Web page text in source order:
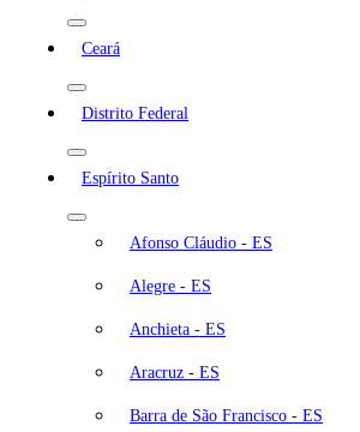
Ceará
Distrito Federal
Espírito Santo
Afonso Cláudio - ES
Alegre - ES
Anchieta - ES
Aracruz - ES
Barra de São Francisco - ES